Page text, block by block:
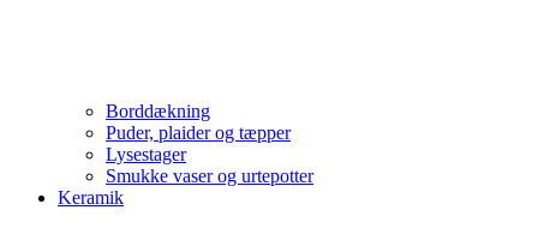
Borddækning
Puder, plaider og tæpper
Lysestager
Smukke vaser og urtepotter
Keramik